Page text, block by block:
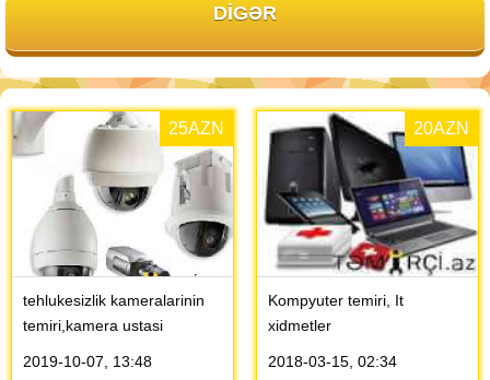
DIGƏR
25AZN
tehlukesizlik kameralarinin
temiri,kamera ustasi
2019-10-07, 13:48
20AZN
Kompyuter temiri, It
xidmetler
2018-03-15, 02:34